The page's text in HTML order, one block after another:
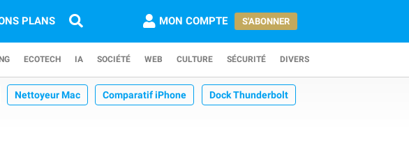
PLANS MON COMPTE S'ABONNER
ECOTECH IA SOCIÉTÉ WEB CULTURE SÉCURITÉ DIVERS
Nettoyeur Mac Comparatif iPhone Dock Thunderbolt